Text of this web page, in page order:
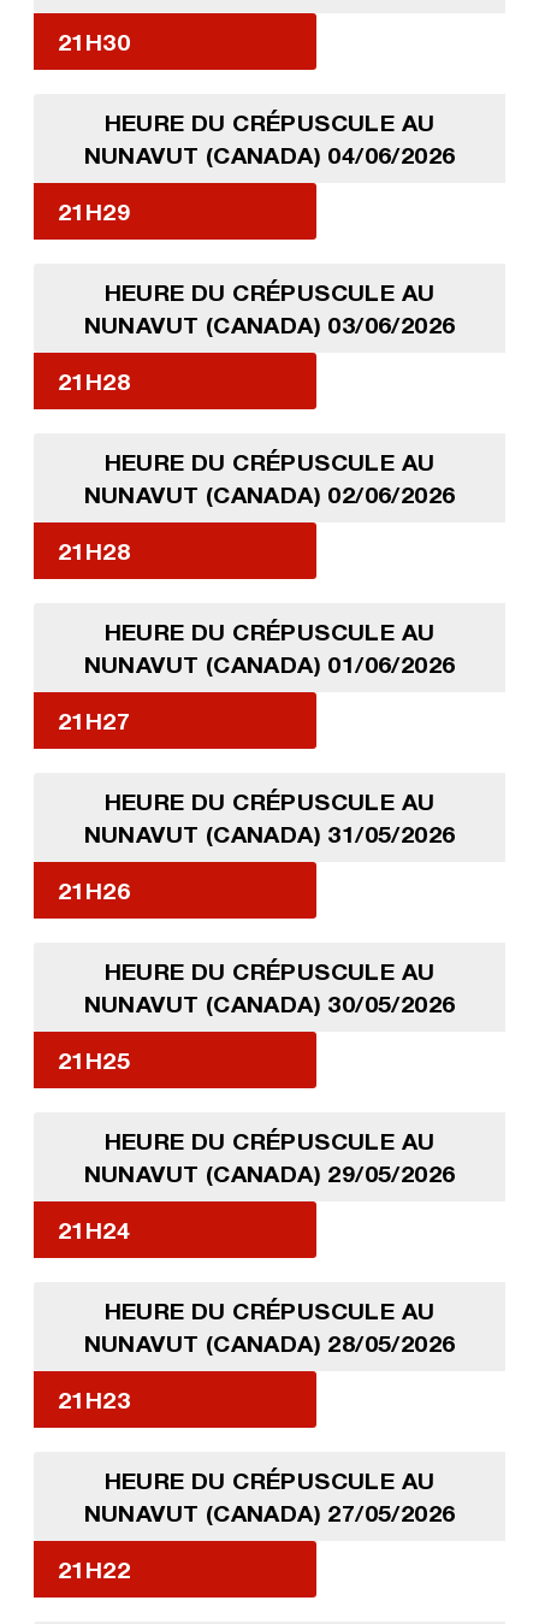
21H30
HEURE DU CRÉPUSCULE AU
NUNAVUT (CANADA) 04/06/2026
21H29
HEURE DU CRÉPUSCULE AU
NUNAVUT (CANADA) 03/06/2026
21H28
HEURE DU CRÉPUSCULE AU
NUNAVUT (CANADA) 02/06/2026
21H28
HEURE DU CRÉPUSCULE AU
NUNAVUT (CANADA) 01/06/2026
21H27
HEURE DU CRÉPUSCULE AU
NUNAVUT (CANADA) 31/05/2026
21H26
HEURE DU CRÉPUSCULE AU
NUNAVUT (CANADA) 30/05/2026
21H25
HEURE DU CRÉPUSCULE AU
NUNAVUT (CANADA) 29/05/2026
21H24
HEURE DU CRÉPUSCULE AU
NUNAVUT (CANADA) 28/05/2026
21H23
HEURE DU CRÉPUSCULE AU
NUNAVUT (CANADA) 27/05/2026
21H22